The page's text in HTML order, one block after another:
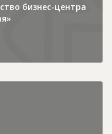
бизнес-центра